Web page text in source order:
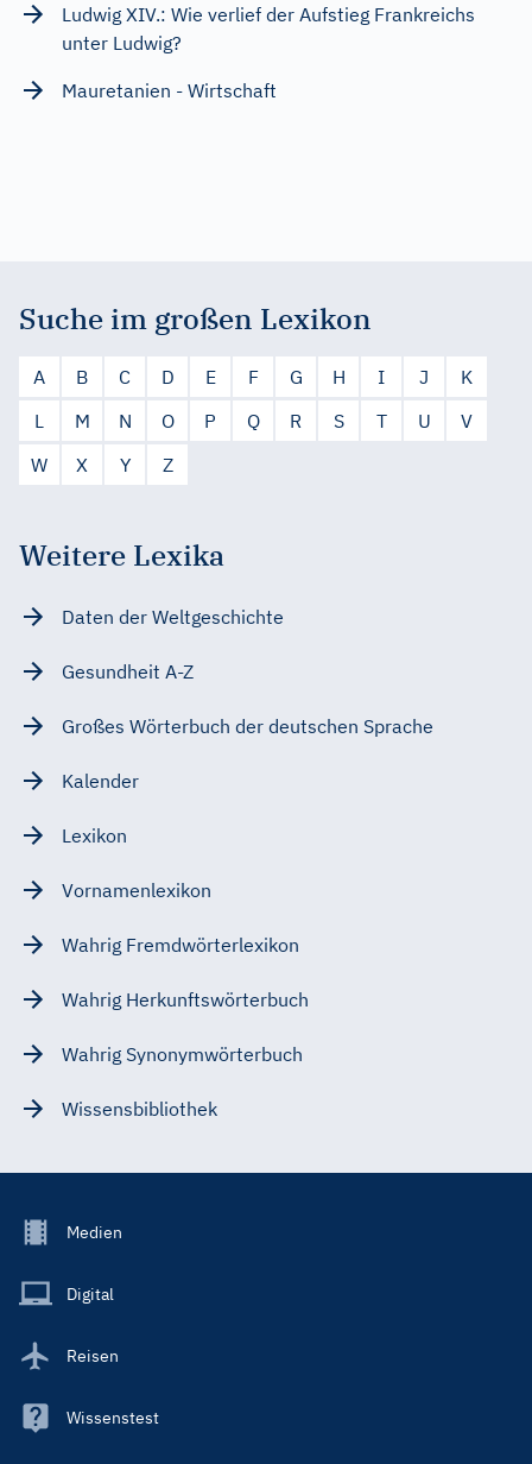
Ludwig XIV.: Wie verlief der Aufstieg Frankreichs
unter Ludwig?
Mauretanien - Wirtschaft
Suche im großen Lexikon
A B C D E F G H I J
K
L
M N O P Q R S T U
V
W
X Y Z
Weitere Lexika
Daten der Weltgeschichte
Gesundheit A-Z
Großes Wörterbuch der deutschen Sprache
Kalender
Lexikon
Vornamenlexikon
Wahrig Fremdwörterlexikon
Wahrig Herkunftswörterbuch
Wahrig Synonymwörterbuch
Wissensbibliothek
Footer
Main
Medien
Digital
Reisen
Wissenstest